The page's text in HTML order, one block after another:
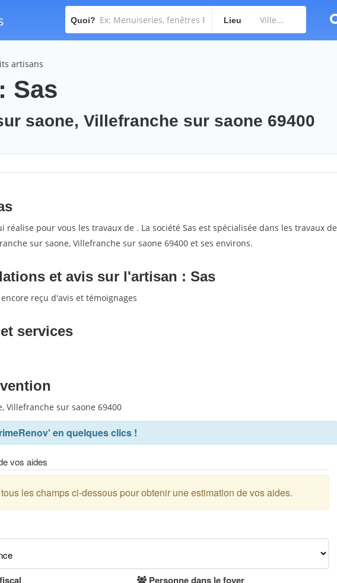
Quoi? Lieu
artisans
Sas
saone, Villefranche sur saone 69400
réalise pour vous les travaux de . La société Sas est spécialisée dans les travaux de
sur saone, Villefranche sur saone 69400 et ses environs.
et avis sur l'artisan : Sas
reçu d'avis et témoignages
services
Villefranche sur saone 69400